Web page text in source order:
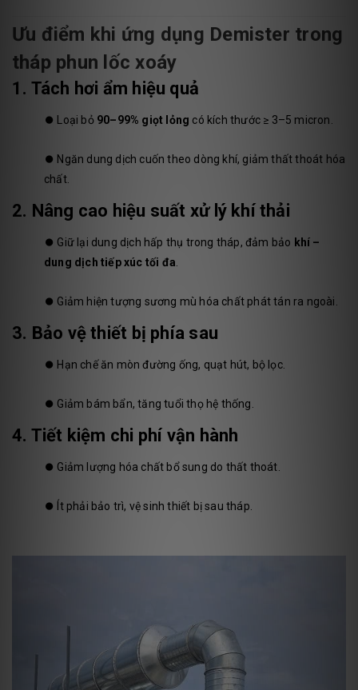
Ưu điểm khi ứng dụng Demister trong
tháp phun lốc xoáy
1. Tách hơi ẩm hiệu quả
⏺️ Loại bỏ 90–99% giọt lỏng có kích thước ≥ 3–5 micron.
⏺️ Ngăn dung dịch cuốn theo dòng khí, giảm thất thoát hóa
chất.
2. Nâng cao hiệu suất xử lý khí thải
⏺️ Giữ lại dung dịch hấp thụ trong tháp, đảm bảo khí –
dung dịch tiếp xúc tối đa.
⏺️ Giảm hiện tượng sương mù hóa chất phát tán ra ngoài.
3. Bảo vệ thiết bị phía sau
⏺️ Hạn chế ăn mòn đường ống, quạt hút, bộ lọc.
⏺️ Giảm bám bẩn, tăng tuổi thọ hệ thống.
4. Tiết kiệm chi phí vận hành
⏺️ Giảm lượng hóa chất bổ sung do thất thoát.
⏺️ Ít phải bảo trì, vệ sinh thiết bị sau tháp.